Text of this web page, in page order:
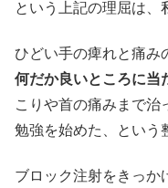
という上記の理屈は、
ひどい手の痺れと痛み
何だか良いところに当
こりや首の痛みまで治
勉強を始めた、という
ブロック注射をきっか